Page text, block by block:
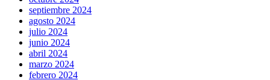
septiembre 2024
agosto 2024
julio 2024
junio 2024
abril 2024
marzo 2024
febrero 2024